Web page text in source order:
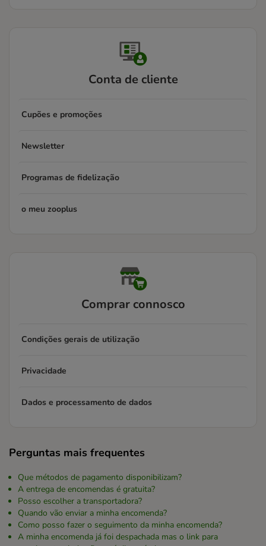
Conta de cliente
Cupões e promoções
Newsletter
Programas de fidelização
o meu zooplus
Comprar connosco
Condições gerais de utilização
Privacidade
Dados e processamento de dados
Perguntas mais frequentes
Que métodos de pagamento disponibilizam?
A entrega de encomendas é gratuita?
Posso escolher a transportadora?
Quando vão enviar a minha encomenda?
Como posso fazer o seguimento da minha encomenda?
A minha encomenda já foi despachada mas o link para